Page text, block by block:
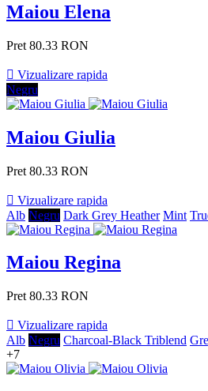
Maiou Elena
Pret 80.33 RON
 Vizualizare rapida
Negru
Maiou Giulia
Pret 80.33 RON
 Vizualizare rapida
Alb Negru Dark Grey Heather Mint
Maiou Regina
Pret 80.33 RON
 Vizualizare rapida
Alb Negru Charcoal-Black Triblend
+7